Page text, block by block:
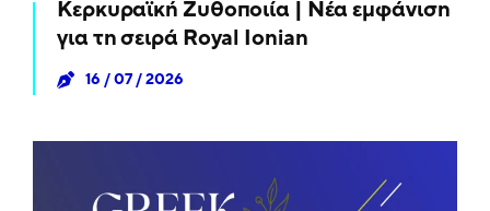
Κερκυραϊκή Ζυθοποιία | Νέα εμφάνιση
για τη σειρά Royal Ionian
16 / 07 / 2026